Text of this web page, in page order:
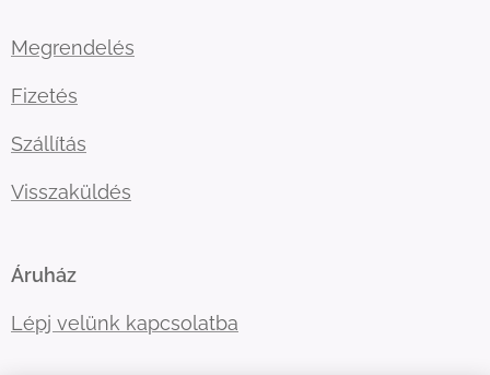
Megrendelés
Fizetés
Szállítás
Visszaküldés
Áruház
Lépj velünk kapcsolatba